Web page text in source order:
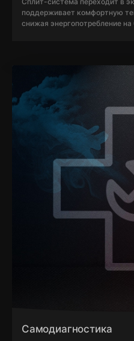
поддерживает комфортную
снижая энергопотребление на
Самодиагностика